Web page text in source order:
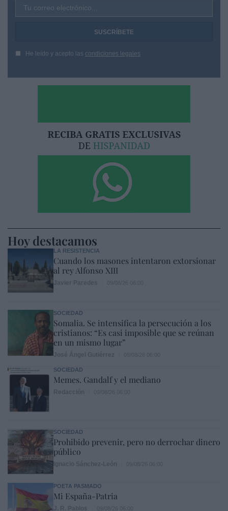
Tu correo electrónico...
He leído y acepto las condiciones legales
Hoy destacamos
LA RESISTENCIA
Cuando los masones intentaron extorsionar
al rey Alfonso XIII
SOCIEDAD
Somalia. Se intensifica la persecución a los
cristianos: “Es casi imposible que se reúnan
en un mismo lugar”
SOCIEDAD
Memes. Gandalf y el mediano
SOCIEDAD
Prohibido prevenir, pero no derrochar dinero
público
POETA PASMADO
Mi España-Patria